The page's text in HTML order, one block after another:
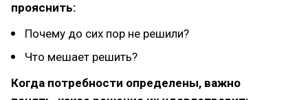
прояснить:
Почему до сих пор не решили?
Что мешает решить?
Когда потребности определены, важно